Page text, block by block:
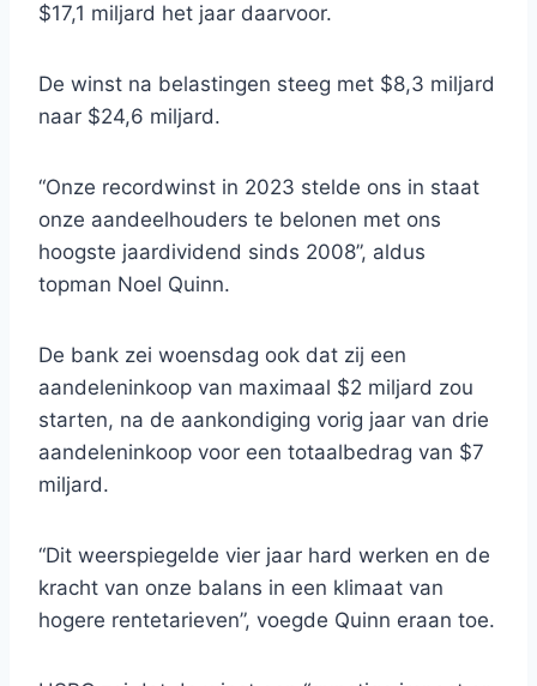
$17,1 miljard het jaar daarvoor.
De winst na belastingen steeg met $8,3 miljard
naar $24,6 miljard.
“Onze recordwinst in 2023 stelde ons in staat
onze aandeelhouders te belonen met ons
hoogste jaardividend sinds 2008”, aldus
topman Noel Quinn.
De bank zei woensdag ook dat zij een
aandeleninkoop van maximaal $2 miljard zou
starten, na de aankondiging vorig jaar van drie
aandeleninkoop voor een totaalbedrag van $7
miljard.
“Dit weerspiegelde vier jaar hard werken en de
kracht van onze balans in een klimaat van
hogere rentetarieven”, voegde Quinn eraan toe.